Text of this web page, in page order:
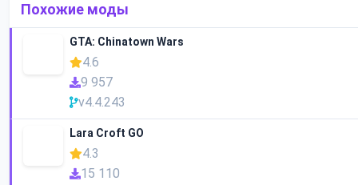
Похожие моды
GTA: Chinatown Wars
4.6
9 957
v4.4.243
Lara Croft GO
4.3
15 110